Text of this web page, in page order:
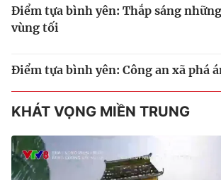
Điểm tựa bình yên: Thắp sáng những
vùng tối
Điểm tựa bình yên: Công an xã phá
KHÁT VỌNG MIỀN TRUNG